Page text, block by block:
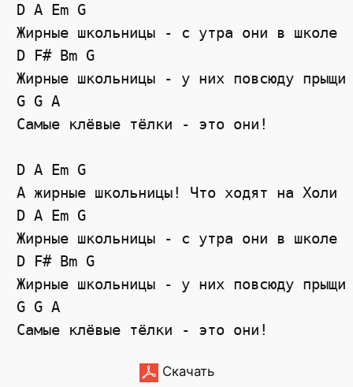
D A Em G
Жирные школьницы - с утра они в школе
D F# Bm G
Жирные школьницы - у них повсюду прыщи
G G A
Самые клёвые тёлки - это они!
D A Em G
А жирные школьницы! Что ходят на Холи
D A Em G
Жирные школьницы - с утра они в школе
D F# Bm G
Жирные школьницы - у них повсюду прыщи
G G A
Скачать